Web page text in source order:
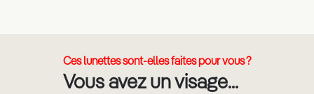
Ces lunettes sont-elles faites pour vous ?
Vous avez un visage...